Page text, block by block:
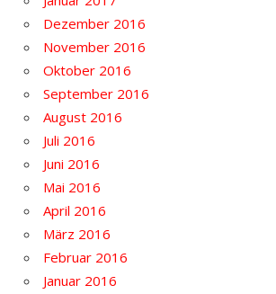
Dezember 2016
November 2016
Oktober 2016
September 2016
August 2016
Juli 2016
Juni 2016
Mai 2016
April 2016
März 2016
Februar 2016
Januar 2016